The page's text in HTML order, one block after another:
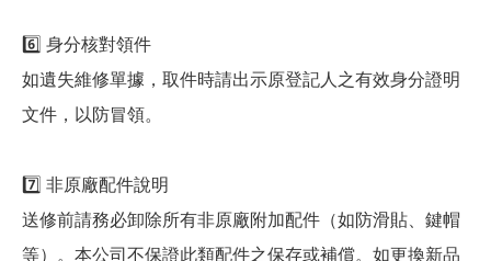
6️⃣ 身分核對領件
如遺失維修單據，取件時請出示原登記人之有效身分證明
文件，以防冒領。
7️⃣ 非原廠配件說明
送修前請務必卸除所有非原廠附加配件（如防滑貼、鍵帽
等）。本公司不保證此類配件之保存或補償。如更換新品